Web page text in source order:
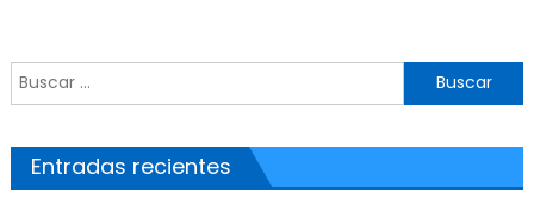
Buscar por:
Entradas recientes